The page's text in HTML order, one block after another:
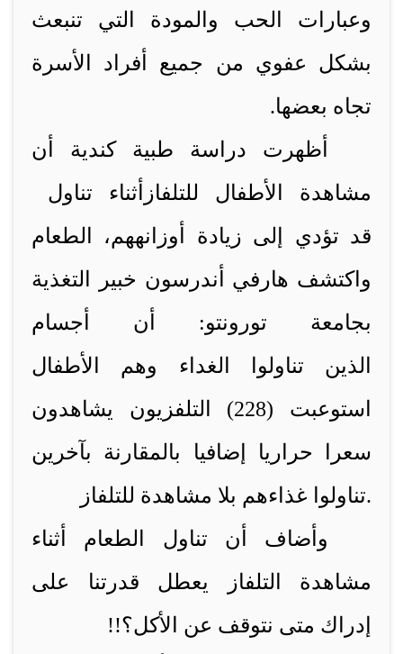
وعبارات الحب والمودة التي تنبعث
بشكل عفوي من جميع أفراد الأسرة
تجاه بعضها.
أظهرت دراسة طبية كندية أن
مشاهدة الأطفال للتلفاز أثناء تناول
الطعام
قد تؤدي إلى زيادة أوزانههم،
واكتشف هارفي أندرسون خبير التغذية
بجامعة تورونتو: أن أجسام
الأطفال
الذين تناولوا الغدا ء وهم
يشاهدون
التلفزيون
استوعبت (228)
سعرا حراريا إضافيا بالمقارنة بآخرين
تناولوا غذاءهم بلا مشاهدة للتلفاز.
وأضاف أن تناول الطعام أثناء
مشاهدة التلفاز
يعطل قدرتنا على
إدراك متى نتوقف عن الأكل؟!!